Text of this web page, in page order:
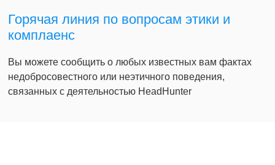
Горячая линия по вопросам этики и
комплаенс
Вы можете сообщить о любых известных вам фактах
недобросовестного или неэтичного поведения,
связанных с деятельностью HeadHunter